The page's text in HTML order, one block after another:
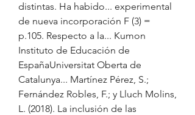
distintas. Ha habido... experimental
de nueva incorporación F (3) =
p.105. Respecto a la... Kumon
Instituto de Educación de
EspañaUniversitat Oberta de
Catalunya... Martínez Pérez, S.;
Fernández Robles, F.; y Lluch Molins,
L. (2018). La inclusión de las